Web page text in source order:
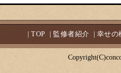
|TOP 監修者紹介 幸せの